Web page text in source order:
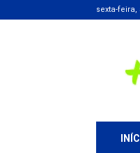
sexta-feira,
+